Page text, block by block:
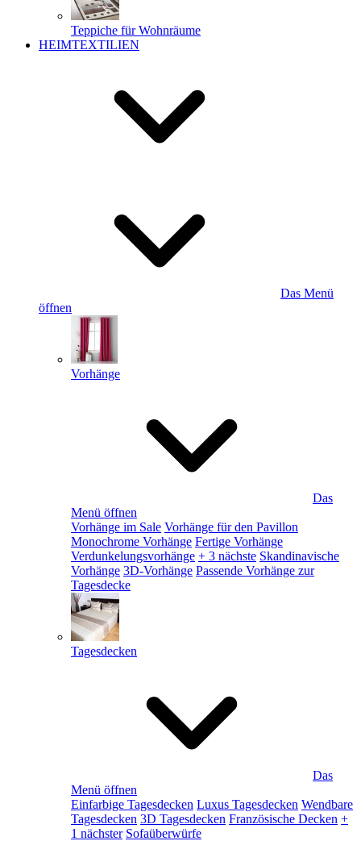
Teppiche für Wohnräume
HEIMTEXTILIEN
Das Menü
öffnen
Vorhänge
Das
Menü öffnen
Vorhänge im Sale Vorhänge für den Pavillon
Monochrome Vorhänge Fertige Vorhänge
Verdunkelungsvorhänge + 3 nächste Skandinavische
Vorhänge 3D-Vorhänge Passende Vorhänge zur
Tagesdecke
Tagesdecken
Das
Menü öffnen
Einfarbige Tagesdecken Luxus Tagesdecken Wendbare
Tagesdecken 3D Tagesdecken Französische Decken +
1 nächster Sofaüberwürfe